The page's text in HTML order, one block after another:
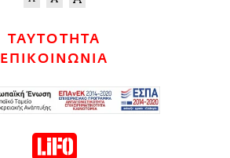
ΤΑΥΤΟΤΗΤΑ
ΕΠΙΚΟΙΝΩΝΙΑ